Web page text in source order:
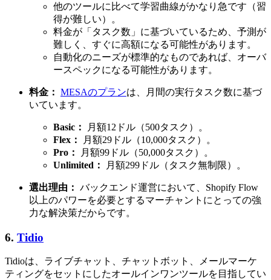
他のツールに比べて学習曲線がかなり急です（習
得が難しい）。
料金が「タスク数」に基づいているため、予測が
難しく、すぐに高額になる可能性があります。
自動化のニーズが標準的なものであれば、オーバ
ースペックになる可能性があります。
料金： MESAのプランは、月間の実行タスク数に基づ
いています。
Basic：
月額12ドル（500タスク）。
Flex：
月額29ドル（10,000タスク）。
Pro：
月額99ドル（50,000タスク）。
Unlimited：
月額299ドル（タスク無制限）。
選出理由： バックエンド運営において、Shopify Flow
以上のパワーを必要とするマーチャントにとっての強
力な解決策だからです。
6. Tidio
Tidioは、ライブチャット、チャットボット、メールマーケ
ティングをセットにしたオールインワンツールを目指してい